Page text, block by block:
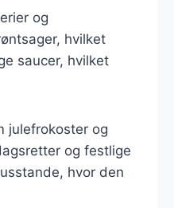
og
hvilket
saucer, hvilket
julefrokoster og
og festlige
hvor den